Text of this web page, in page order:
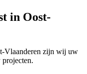
in Oost-
Vlaanderen zijn wij uw